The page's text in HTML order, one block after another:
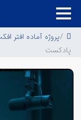
پروژه آماده افتر
پادکست